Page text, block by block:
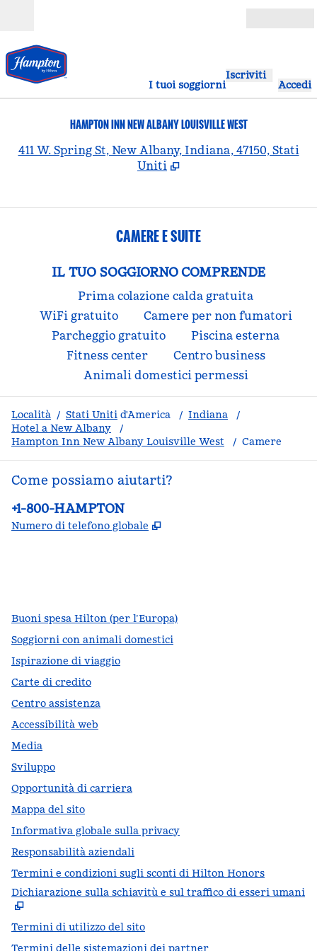
I tuoi soggiorni
Iscriviti
Accedi
HAMPTON INN NEW ALBANY LOUISVILLE WEST
411 W. Spring St, New Albany, Indiana, 47150, Stati
Uniti
CAMERE E SUITE
IL TUO SOGGIORNO COMPRENDE
Prima colazione calda gratuita
WiFi gratuito
Camere per non fumatori
Parcheggio gratuito
Piscina esterna
Fitness center
Centro business
Animali domestici permessi
Località / Stati Uniti d'America / Indiana
/
Hotel a New Albany
/
Hampton Inn New Albany Louisville West
/ Camere
Come possiamo aiutarti?
Telefono:
+1-800-HAMPTON
Numero di telefono globale ,
Buoni spesa Hilton (per l’Europa)
Soggiorni con animali domestici
Ispirazione di viaggio
Carte di credito
Centro assistenza
Accessibilità web
Media
Sviluppo
Opportunità di carriera
Mappa del sito
Informativa globale sulla privacy
Responsabilità aziendali
Termini e condizioni sugli sconti di Hilton Honors
Dichiarazione sulla schiavitù e sul traffico di esseri umani
Termini di utilizzo del sito
Termini delle sistemazioni dei partner